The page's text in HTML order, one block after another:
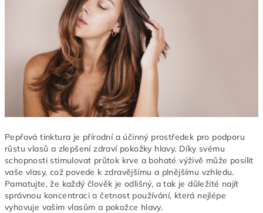
Pepřová tinktura je přírodní a účinný prostředek pro podporu
růstu vlasů a zlepšení zdraví pokožky hlavy. Díky svému
schopnosti stimulovat průtok krve a bohaté výživě může posílit
vaše vlasy, což povede k zdravějšímu a plnějšímu vzhledu.
Pamatujte, že každý člověk je odlišný, a tak je důležité najít
správnou koncentraci a četnost používání, která nejlépe
vyhovuje vašim vlasům a pokožce hlavy.